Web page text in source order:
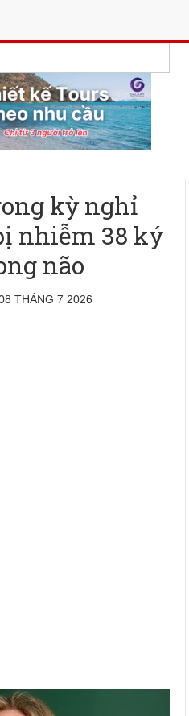
kỳ nghỉ
nhiễm 38 ký
não
THÁNG 7 2026